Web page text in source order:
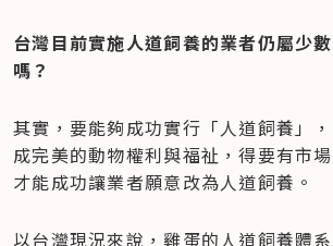
台灣目前實施人道飼養的業者仍屬少
嗎？
其實，要能夠成功實行「人道飼養」
成完美的動物權利與福祉，得要有市
才能成功讓業者願意改為人道飼養。
以台灣現況來說，雞蛋的人道飼養體